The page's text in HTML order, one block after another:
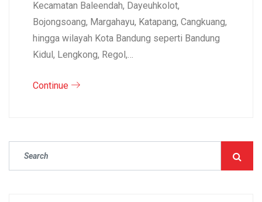
Kecamatan Baleendah, Dayeuhkolot,
Bojongsoang, Margahayu, Katapang, Cangkuang,
hingga wilayah Kota Bandung seperti Bandung
Kidul, Lengkong, Regol,…
Continue